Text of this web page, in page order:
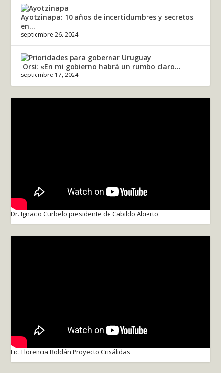
Ayotzinapa: 10 años de incertidumbres y secretos
en...
septiembre 26, 2024
Orsi: «En mi gobierno habrá un rumbo claro...
septiembre 17, 2024
Dr. Ignacio Curbelo presidente de Cabildo Abierto
Lic. Florencia Roldán Proyecto Crisálidas